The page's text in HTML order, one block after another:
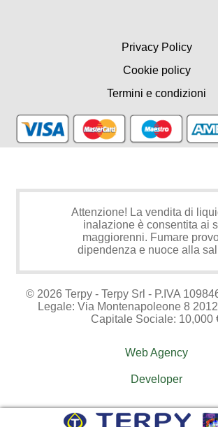
Privacy Policy
Cookie policy
Termini e condizioni
Attenzione! La vendita di
inalazione è consentita ai
maggiorenni. Fumare
dipendenza e nuoce alla
© 2026 Terpy - Terpy Srl - P.IVA
Legale: Via Montenapoleone 8
Capitale Sociale: 10,000
Web Agency
Developer